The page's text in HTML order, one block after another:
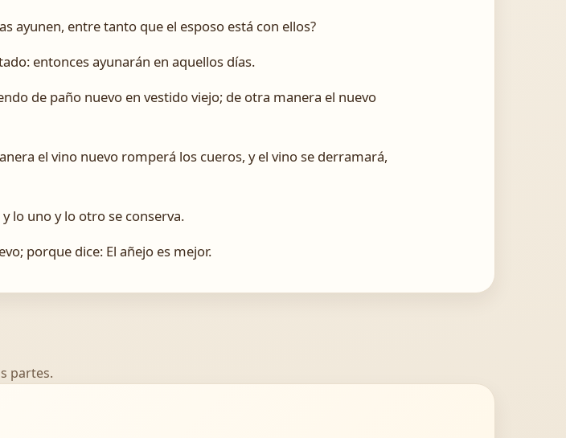
ayunen, entre tanto que el esposo está con ellos?
entonces ayunarán en aquellos días.
de paño nuevo en vestido viejo; de otra manera el nuevo
el vino nuevo romperá los cueros, y el vino se derramará,
lo uno y lo otro se conserva.
porque dice: El añejo es mejor.
partes.